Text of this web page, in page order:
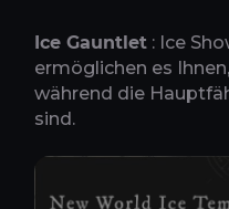
Ice Gauntlet : Ice
ermöglichen es
während die
sind.